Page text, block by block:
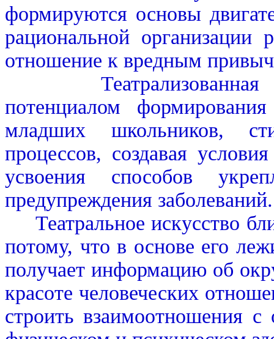
формируются основы
рациональной организации
отношение к вредным
Театрализованная
потенциалом
младших школьников,
процессов, создавая
усвоения способов
предупреждения заболеваний.
Театральное искусство
потому, что в основе его
получает информацию об
красоте человеческих
строить взаимоотношения